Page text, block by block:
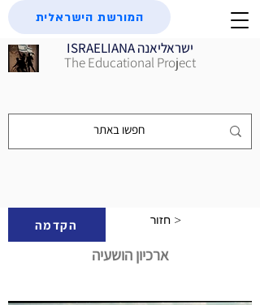
ISRAELIANA ישראליאנה
The Educational Project
המורשת הישראלית
הקדמה חזור >
ארכיון הושעיה